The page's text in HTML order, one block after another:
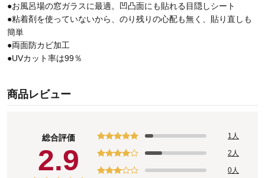
●お風呂場の窓ガラスに最適。凹凸面にも貼れる目隠しシート
●粘着剤を使っていないから、のり残りの心配も無く、貼り直しも
簡単
●両面防カビ加工
●UVカット率は99％
商品レビュー
総合評価
2.9
1人
2人
0人